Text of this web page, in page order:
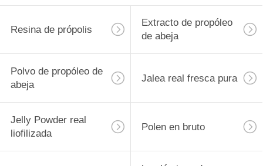
Resina de própolis
Extracto de propóleo
de abeja
Polvo de propóleo de
abeja
Jalea real fresca pura
Jelly Powder real
liofilizada
Polen en bruto